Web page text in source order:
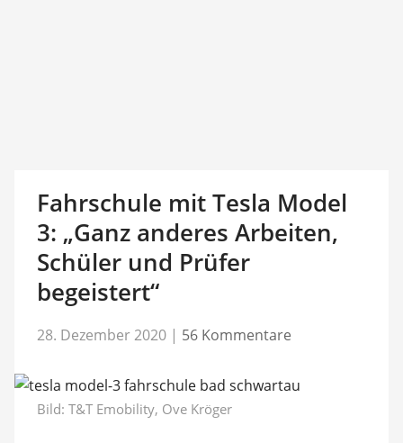
Fahrschule mit Tesla Model
3: „Ganz anderes Arbeiten,
Schüler und Prüfer
begeistert“
28. Dezember 2020 | 56 Kommentare
Bild: T&T Emobility, Ove Kröger